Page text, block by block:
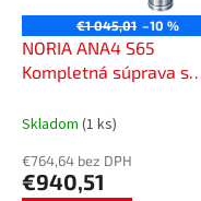
€1 045,01 –10 %
NORIA ANA4 S65
Kompletná súprava s
a príslušenstvom, 230
Skladom (1 ks)
€764,64 bez DPH
€940,51